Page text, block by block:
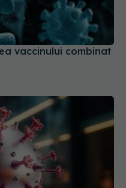
vaccinului combinat